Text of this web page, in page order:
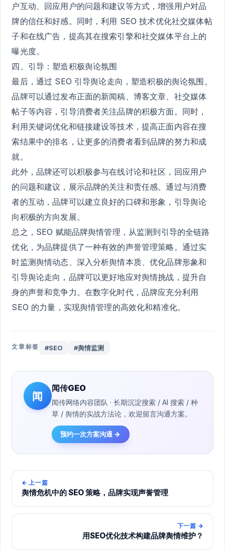
户互动、回应用户的问题和建议等方式，增强用户对品
牌的信任和好感。同时，利用 SEO 技术优化社交媒体帖
子和在线广告，提高其在搜索引擎和社交媒体平台上的
曝光度。
四、引导：塑造积极舆论氛围
最后，通过 SEO 引导舆论走向，塑造积极的舆论氛围。
品牌可以通过发布正面的新闻稿、博客文章、社交媒体
帖子等内容，引导消费者关注品牌的积极方面。同时，
利用关键词优化和链接建设等技术，提高正面内容在搜
索结果中的排名，让更多的消费者看到品牌的努力和成
就。
此外，品牌还可以积极参与在线讨论和社区，回应用户
的问题和建议，展示品牌的关注和责任感。通过与消费
者的互动，品牌可以建立良好的口碑和形象，引导舆论
向积极的方向发展。
总之，SEO 赋能品牌舆情管理，从监测到引导的全链路
优化，为品牌提供了一种有效的声誉管理策略。通过实
时监测舆情动态、深入分析舆情本质、优化品牌形象和
引导舆论走向，品牌可以更好地应对舆情挑战，提升自
身的声誉和竞争力。在数字化时代，品牌应充分利用
SEO 的力量，实现舆情管理的高效化和精准化。
文章标签 #SEO #舆情监测
闻
闻传GEO
闻传网络内容团队 · 长期沉淀搜索 / AI 搜索 / 种
草 / 舆情的实战方法论，欢迎留言沟通方案。
预约一次方案沟通 →
← 上一篇
舆情危机中的 SEO 策略，品牌实现声誉管理
下一篇 →
用SEO优化技术构建品牌舆情维护？